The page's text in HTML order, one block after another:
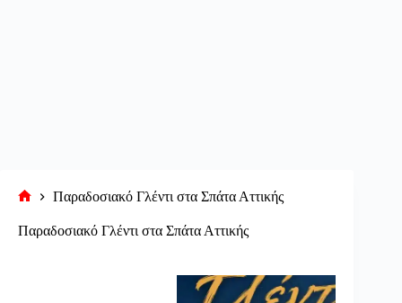
σελίδα
Παραδοσιακό Γλέντι στα Σπάτα Αττικής
Παραδοσιακό Γλέντι στα Σπάτα Αττικής